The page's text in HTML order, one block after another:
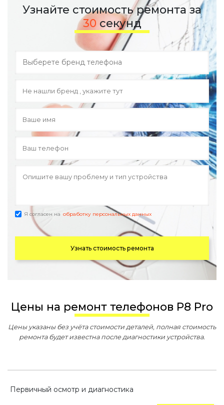
Узнайте стоимость ремонта за
30 секунд
Я согласен на обработку персональных данных
Узнать стоимость ремонта
Цены на ремонт телефонов P8 Pro
Цены указаны без учёта стоимости деталей, полная стоимость
ремонта будет известна после диагностики устройства.
Первичный осмотр и диагностика